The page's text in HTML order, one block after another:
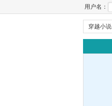
用户名：
穿越小说